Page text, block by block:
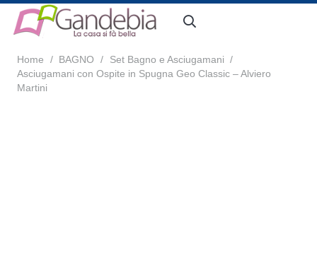
Home / BAGNO / Set Bagno e Asciugamani /
Asciugamani con Ospite in Spugna Geo Classic – Alviero
Martini